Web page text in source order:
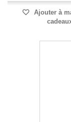
Ajouter à